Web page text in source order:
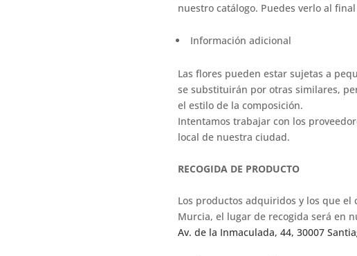
nuestro catálogo. Puedes verlo al
Información adicional
Las flores pueden estar sujetas a
se substituirán por otras similares,
el estilo de la composición.
Intentamos trabajar con los
local de nuestra ciudad.
RECOGIDA DE PRODUCTO
Los productos adquiridos y los que
Murcia, el lugar de recogida será en
Av. de la Inmaculada, 44, 30007